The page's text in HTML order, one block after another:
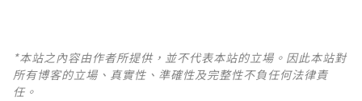
*本站之內容由作者所提供，並不代表本站的立場。因此本站對
所有博客的立場、真實性、準確性及完整性不負任何法律責
任。